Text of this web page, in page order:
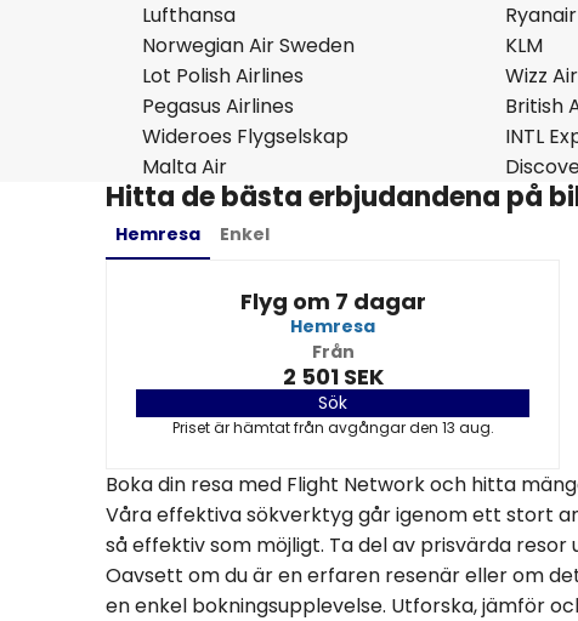
Lufthansa
Ryanair
Norwegian Air Sweden
KLM
Lot Polish Airlines
Wizz Air
Pegasus Airlines
British
Wideroes Flygselskap
INTL
Malta Air
Hitta de bästa erbjudandena på
Hemresa Enkel
Flyg om 7 dagar
Hemresa
Från
2 501 SEK
Sök
Priset är hämtat från avgångar den 13 aug.
Boka din resa med Flight Network och hitta
Våra effektiva sökverktyg går igenom ett stort
så effektiv som möjligt. Ta del av prisvärda
Oavsett om du är en erfaren resenär eller om
en enkel bokningsupplevelse. Utforska, jämför